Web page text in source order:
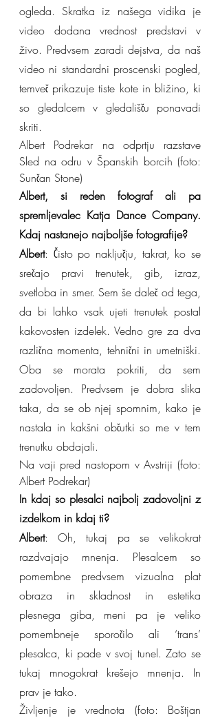
ogleda. Skratka iz našega vidika je
video dodana vrednost predstavi v
živo. Predvsem zaradi dejstva, da naš
video ni standardni proscenski pogled,
temveč prikazuje tiste kote in bližino, ki
so gledalcem v gledališču ponavadi
skriti.
Albert Podrekar na odprtju razstave
Sled na odru v Španskih borcih (foto:
Sunčan Stone)
Albert, si reden fotograf ali pa
spremljevalec Katja Dance Company.
Kdaj nastanejo najboljše fotografije?
Albert: Čisto po naključju, takrat, ko se
srečajo pravi trenutek, gib, izraz,
svetloba in smer. Sem še daleč od tega,
da bi lahko vsak ujeti trenutek postal
kakovosten izdelek. Vedno gre za dva
različna momenta, tehnični in umetniški.
Oba se morata pokriti, da sem
zadovoljen. Predvsem je dobra slika
taka, da se ob njej spomnim, kako je
nastala in kakšni občutki so me v tem
trenutku obdajali.
Na vaji pred nastopom v Avstriji (foto:
Albert Podrekar)
In kdaj so plesalci najbolj zadovoljni z
izdelkom in kdaj ti?
Albert: Oh, tukaj pa se velikokrat
razdvajajo mnenja. Plesalcem so
pomembne predvsem vizualna plat
obraza in skladnost in estetika
plesnega giba, meni pa je veliko
pomembneje sporočilo ali ‘trans’
plesalca, ki pade v svoj tunel. Zato se
tukaj mnogokrat krešejo mnenja. In
prav je tako.
Življenje je vrednota (foto: Boštjan